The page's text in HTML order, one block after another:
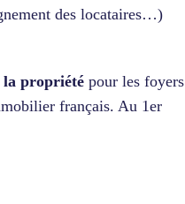
des locataires…)
la propriété pour les foyers
français. Au 1er